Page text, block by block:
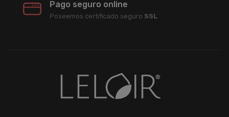
Pago seguro online
Poseemos certificado seguro SSL